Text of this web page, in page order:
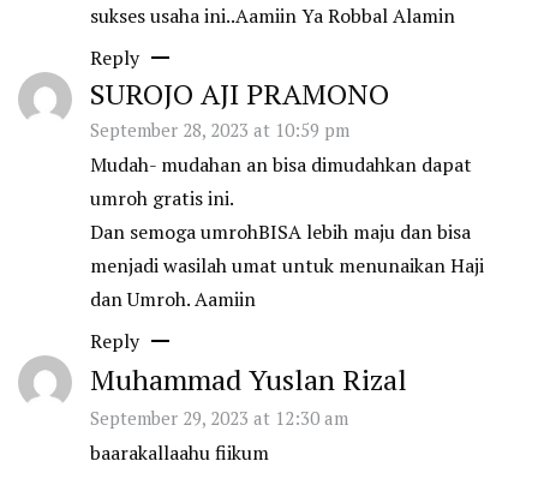
sukses usaha ini..Aamiin Ya Robbal Alamin
Reply
SUROJO AJI PRAMONO
September 28, 2023 at 10:59 pm
Mudah- mudahan an bisa dimudahkan dapat
umroh gratis ini.
Dan semoga umrohBISA lebih maju dan bisa
menjadi wasilah umat untuk menunaikan Haji
dan Umroh. Aamiin
Reply
Muhammad Yuslan Rizal
September 29, 2023 at 12:30 am
baarakallaahu fiikum